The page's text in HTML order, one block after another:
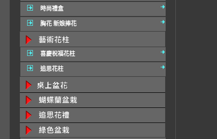
時尚禮盒
胸花 新娘捧花
喜慶祝福花柱
追思花柱